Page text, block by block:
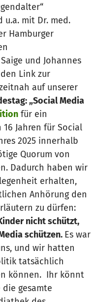
u.a. mit Dr. med.
Hamburger
und Johannes
Link zur
auf unserer
„Social Media
für ein
Jahren für Social
2025 innerhalb
Quorum von
Dadurch haben wir
erhalten,
Anhörung den
zu dürfen:
nicht schützt,
schützen. Es war
und wir hatten
tatsächlich
können. Ihr könnt
gesamte